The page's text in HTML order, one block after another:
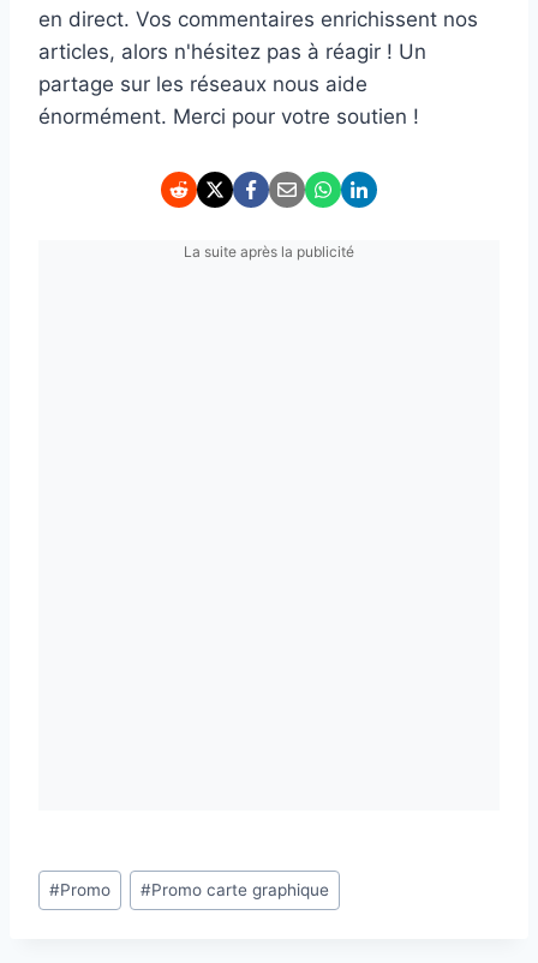
en direct. Vos commentaires enrichissent nos
articles, alors n'hésitez pas à réagir ! Un
partage sur les réseaux nous aide
énormément. Merci pour votre soutien !
La suite après la publicité
Étiquettes
de
#Promo #Promo carte graphique